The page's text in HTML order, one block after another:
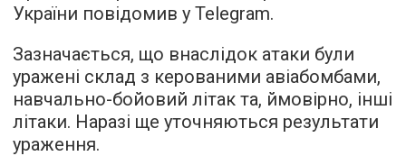
України повідомив у Telegram.
Зазначається, що внаслідок атаки були
уражені склад з керованими авіабомбами,
навчально-бойовий літак та, ймовірно, інші
літаки. Наразі ще уточняються результати
ураження.